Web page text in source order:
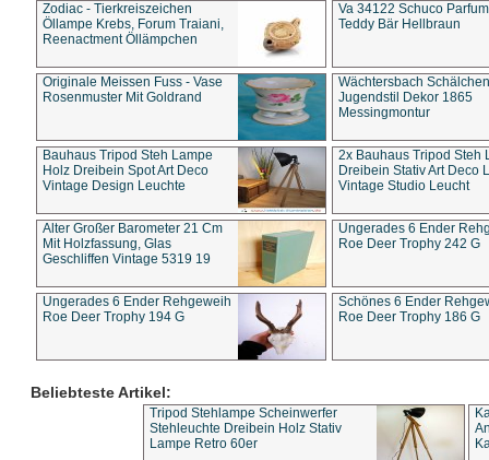
Zodiac - Tierkreiszeichen
Öllampe Krebs, Forum Traiani,
Reenactment Öllämpchen
Va 34122 Schuco
Teddy Bär Hellbraun
Originale Meissen Fuss - Vase
Rosenmuster Mit Goldrand
Wächtersbach Schälchen
Jugendstil Dekor 1865
Messingmontur
Bauhaus Tripod Steh Lampe
Holz Dreibein Spot Art Deco
Vintage Design Leuchte
2x Bauhaus Tripod Steh
Dreibein Stativ Art Deco
Vintage Studio Leucht
Alter Großer Barometer 21 Cm
Mit Holzfassung, Glas
Geschliffen Vintage 5319 19
Ungerades 6 Ender
Roe Deer Trophy 242 G
Ungerades 6 Ender Rehgeweih
Roe Deer Trophy 194 G
Schönes 6 Ender
Roe Deer Trophy 186 G
Beliebteste Artikel:
Tripod Stehlampe Scheinwerfer
Stehleuchte Dreibein Holz Stativ
Lampe Retro 60er